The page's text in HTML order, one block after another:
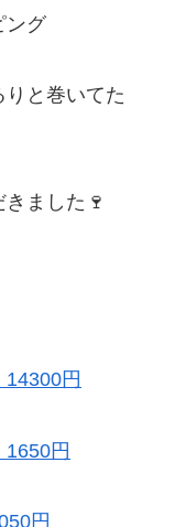
グ
と巻いてた
ました🍷
円
円
円